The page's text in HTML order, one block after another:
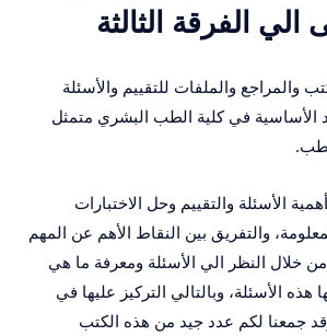
الي الفرقة الثالثة
والمراجع والملفات للتقييم والأسئلة
الأساسية في كلية الطب البشري متمثل
الأسئلة والتقييم وحل الاختبارات
والتفريق بين النقاط الأهم عن المهم
خلال النظر الي الأسئلة ومعرفة ما هي
هذه الأسئلة، وبالتالي التركيز عليها في
جمعنا لكم عدد جيد من هذه الكتب